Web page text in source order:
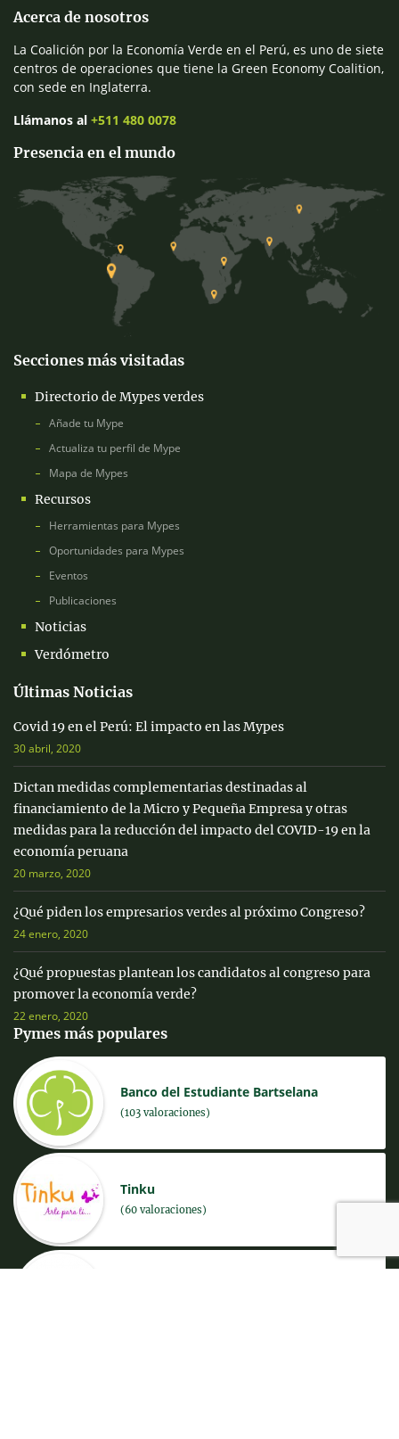
Acerca de nosotros
La Coalición por la Economía Verde en el Perú, es uno de siete
centros de operaciones que tiene la Green Economy Coalition,
con sede en Inglaterra.
Llámanos al +511 480 0078
Presencia en el mundo
Secciones más visitadas
Directorio de Mypes verdes
Añade tu Mype
Actualiza tu perfil de Mype
Mapa de Mypes
Recursos
Herramientas para Mypes
Oportunidades para Mypes
Eventos
Publicaciones
Noticias
Verdómetro
Últimas Noticias
Covid 19 en el Perú: El impacto en las Mypes
30 abril, 2020
Dictan medidas complementarias destinadas al
financiamiento de la Micro y Pequeña Empresa y otras
medidas para la reducción del impacto del COVID-19 en la
economía peruana
20 marzo, 2020
¿Qué piden los empresarios verdes al próximo Congreso?
24 enero, 2020
¿Qué propuestas plantean los candidatos al congreso para
promover la economía verde?
22 enero, 2020
Pymes más populares
Banco del Estudiante Bartselana
(103 valoraciones)
Tinku
(60 valoraciones)